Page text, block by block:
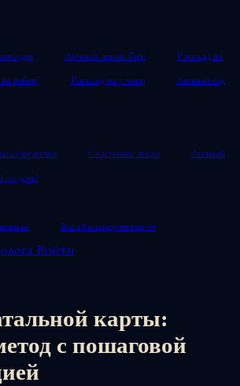
дня Личный аркан Таро
Расклад на
работу Расклад на 7 чакр
Личный год
богатства Счастливое число
Личный
день?
Все 18 калькуляторов →
Войти
карты:
с пошаговой